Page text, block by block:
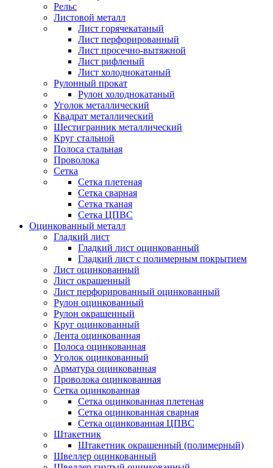
Рельс
Листовой металл
Лист горячекатаный
Лист перфорированный
Лист просечно-вытяжной
Лист рифленый
Лист холоднокатаный
Рулонный прокат
Рулон холоднокатаный
Уголок металлический
Квадрат металлический
Шестигранник металлический
Круг стальной
Полоса стальная
Проволока
Сетка
Сетка плетеная
Сетка сварная
Сетка тканая
Сетка ЦПВС
Оцинкованный металл
Гладкий лист
Гладкий лист оцинкованный
Гладкий лист с полимерным покрытием
Лист оцинкованный
Лист окрашенный
Лист перфорированный оцинкованный
Рулон оцинкованный
Рулон окрашенный
Круг оцинкованный
Лента оцинкованная
Полоса оцинкованная
Уголок оцинкованный
Арматура оцинкованная
Проволока оцинкованная
Сетка оцинкованная
Сетка оцинкованная плетеная
Сетка оцинкованная сварная
Сетка оцинкованная ЦПВС
Штакетник
Штакетник окрашенный (полимерный)
Швеллер оцинкованный